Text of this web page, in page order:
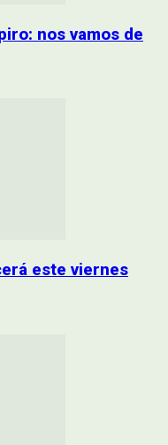
nos vamos de
este viernes